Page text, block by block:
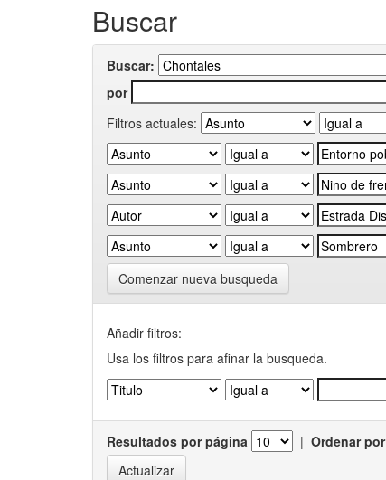
Buscar
Buscar:
por
Filtros actuales:
Comenzar nueva busqueda
Añadir filtros:
Usa los filtros para afinar la busqueda.
Resultados por página | Ordenar por